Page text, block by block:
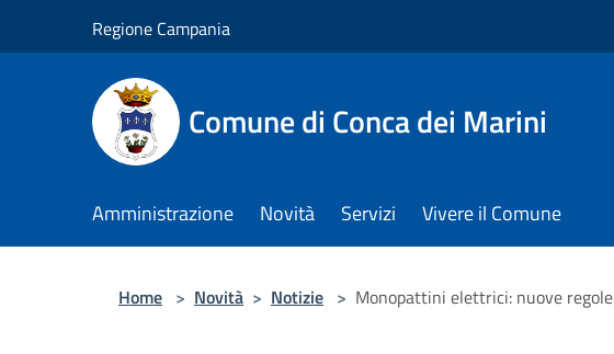
Regione Campania
Comune di Conca dei Marini
Amministrazione Novità Servizi Vivere il Comune
Home > Novità > Notizie > Monopattini elettrici: nuove regole